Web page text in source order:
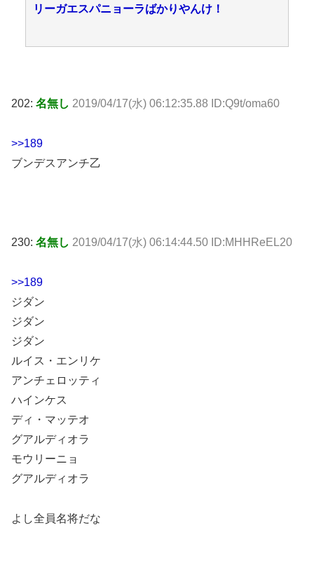
リーガエスパニョーラばかりやんけ！
202: 名無し 2019/04/17(水) 06:12:35.88 ID:Q9t/oma60
>>189
ブンデスアンチ乙
230: 名無し 2019/04/17(水) 06:14:44.50 ID:MHHReEL20
>>189
ジダン
ジダン
ジダン
ルイス・エンリケ
アンチェロッティ
ハインケス
ディ・マッテオ
グアルディオラ
モウリーニョ
グアルディオラ
よし全員名将だな